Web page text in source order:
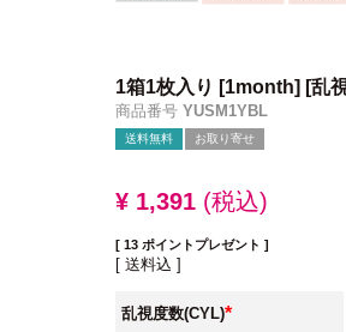
1箱1枚入り [1month] [乱
商品番号 YUSM1YBL
送料無料 お取り寄せ
¥ 1,391 税込
[ 13 ポイントプレゼント ]
送料込
乱視度数(CYL)